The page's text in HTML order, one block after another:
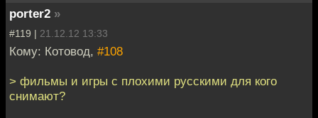
porter2 »
#119 | 21.12.12 13:33
Кому: Котовод, #108
> фильмы и игры с плохими русскими для кого
снимают?